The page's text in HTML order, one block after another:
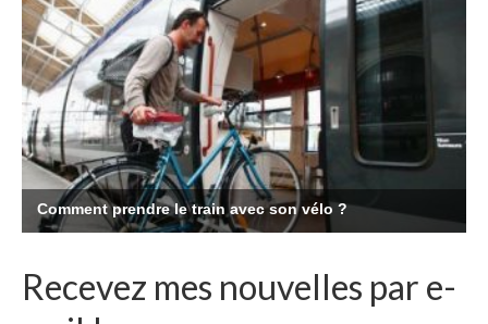
Recevez mes nouvelles par e-